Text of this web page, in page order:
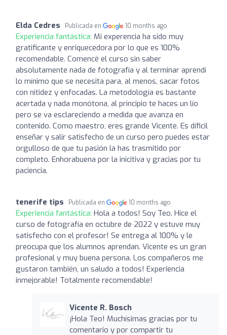
Elda Cedres Publicada en 10 months ago
Experiencia fantástica: Mi experencia ha sido muy
gratificante y enriquecedora por lo que es 100%
recomendable. Comencé el curso sin saber
absolutamente nada de fotografía y al terminar aprendí
lo mínimo que se necesita para, al menos, sacar fotos
con nitidez y enfocadas. La metodología es bastante
acertada y nada monótona, al principio te haces un lío
pero se va esclareciendo a medida que avanza en
contenido. Como maestro, eres grande Vicente. Es díficil
enseñar y salir satisfecho de un curso pero puedes estar
orgulloso de que tu pasión la has trasmitido por
completo. Enhorabuena por la inicitiva y gracias por tu
paciencia.
tenerife tips Publicada en 10 months ago
Experiencia fantástica: Hola a todos! Soy Teo. Hice el
curso de fotografía en octubre de 2022 y estuve muy
satisfecho con el profesor! Se entrega al 100% y le
preocupa que los alumnos aprendan. Vicente es un gran
profesional y muy buena persona. Los compañeros me
gustaron también, un saludo a todos! Experiencia
inmejorable! Totalmente recomendable!
Vicente R. Bosch
¡Hola Teo! Muchísimas gracias por tu
comentario y por compartir tu